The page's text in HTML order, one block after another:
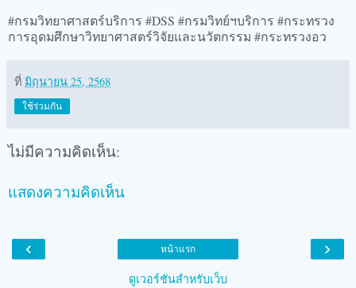
#กรมวิทยาศาสตร์บริการ #DSS #กรมวิทย์ฯบริการ #กระทรวง
การอุดมศึกษาวิทยาศาสตร์วิจัยและนวัตกรรม #กระทรวงอว
ที่ มิถุนายน 25, 2568
ใช้ร่วมกัน
ไม่มีความคิดเห็น:
แสดงความคิดเห็น
‹ ›
หน้าแรก
ดูเวอร์ชันสำหรับเว็บ